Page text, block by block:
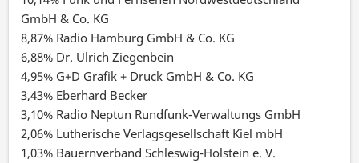
GmbH & Co. KG
8,87% Radio Hamburg GmbH & Co. KG
6,88% Dr. Ulrich Ziegenbein
4,95% G+D Grafik + Druck GmbH & Co. KG
3,43% Eberhard Becker
3,10% Radio Neptun Rundfunk-Verwaltungs GmbH
2,06% Lutherische Verlagsgesellschaft Kiel mbH
1,03% Bauernverband Schleswig-Holstein e. V.